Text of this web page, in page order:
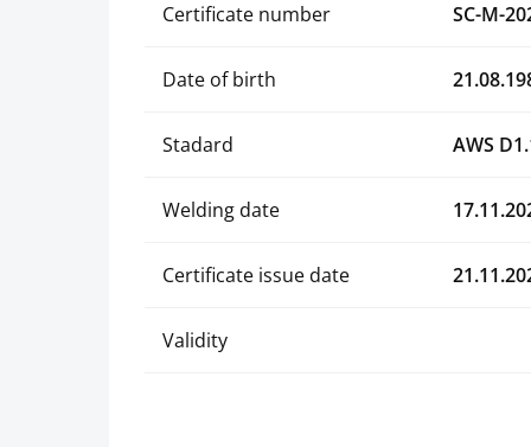
Certificate number SC-M-
Date of birth
Stadard AWS
Welding date
Certificate issue date
Validity